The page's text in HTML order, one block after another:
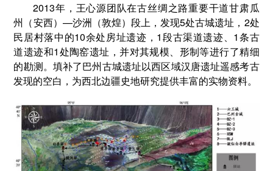
2013年，王心源团队在古丝绸之路重要干道甘肃瓜
州（安西）—沙洲（敦煌）段上，发现5处古城遗址，2处
民居村落中的10余处房址遗迹，1段古渠道遗迹、1条古
道遗迹和1处陶窑遗址，并对其规模、形制等进行了精细
的勘测。填补了巴州古城遗址以西区域汉唐遗址遥感考古
发现的空白，为西北边疆史地研究提供丰富的实物资料。